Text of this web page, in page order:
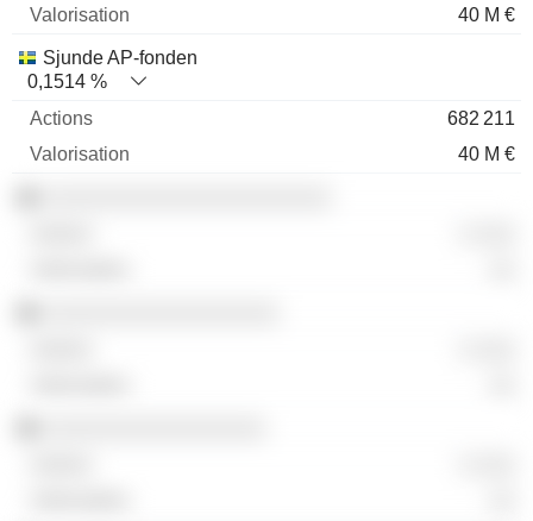
40 M €
Sjunde AP-fonden
0,1514 %
682 211
40 M €